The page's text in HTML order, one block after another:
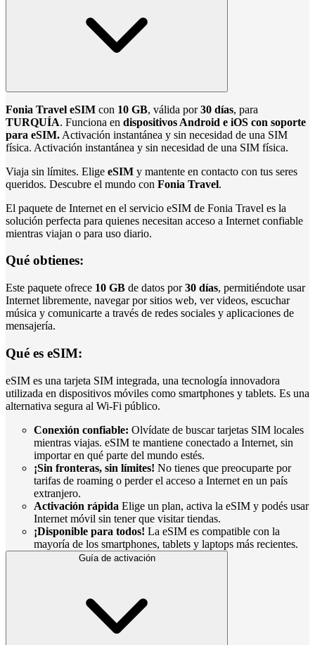
Fonia Travel eSIM con 10 GB, válida por30 días, para
TURQUÍA. Funciona en dispositivos Android e iOS con soporte
para eSIM. Activación instantánea y sin necesidad de una SIM
física. Activación instantánea y sin necesidad de una SIM física.
Viaja sin límites. Elige eSIM y mantente en contacto con tus seres
queridos. Descubre el mundo con Fonia Travel.
El paquete de Internet en el servicio eSIM de Fonia Travel es la
solución perfecta para quienes necesitan acceso a Internet confiable
mientras viajan o para uso diario.
Qué obtienes:
Este paquete ofrece 10 GB de datos por30 días, permitiéndote usar
Internet libremente, navegar por sitios web, ver videos, escuchar
música y comunicarte a través de redes sociales y aplicaciones de
mensajería.
Qué es eSIM:
eSIM es una tarjeta SIM integrada, una tecnología innovadora
utilizada en dispositivos móviles como smartphones y tablets. Es una
alternativa segura al Wi-Fi público.
Conexión confiable: Olvídate de buscar tarjetas SIM locales
mientras viajas. eSIM te mantiene conectado a Internet, sin
importar en qué parte del mundo estés.
¡Sin fronteras, sin límites! No tienes que preocuparte por
tarifas de roaming o perder el acceso a Internet en un país
extranjero.
Activación rápida Elige un plan, activa la eSIM y podés usar
Internet móvil sin tener que visitar tiendas.
¡Disponible para todos! La eSIM es compatible con la
mayoría de los smartphones, tablets y laptops más recientes.
Guía de activación